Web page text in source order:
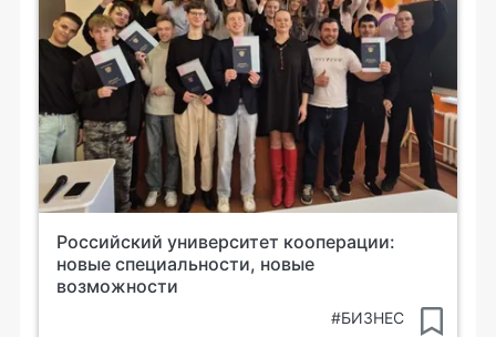
Российский университет кооперации:
новые специальности, новые
возможности
#БИЗНЕС